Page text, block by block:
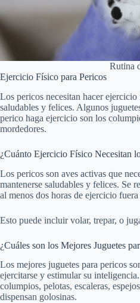
Rutina
Ejercicio Físico para Pericos
Los pericos necesitan hacer
saludables y felices. Algunos
perico haga ejercicio son los
mordedores.
¿Cuánto Ejercicio Físico Necesitan
Los pericos son aves activas que
mantenerse saludables y felices. Se
al menos dos horas de ejercicio
Esto puede incluir volar, trepar, o
¿Cuáles son los Mejores Juguetes
Los mejores juguetes para pericos
ejercitarse y estimular su
columpios, pelotas, escaleras,
dispensan golosinas.